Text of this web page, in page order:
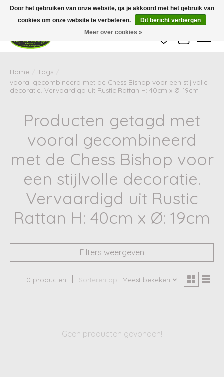
Wij zijn gesloten van 24 december tot en met 25 januari. Houd er rekening mee
dat de levertijd van uw bestelling in deze periode langer kan zijn dan
gebruikelijk.
Verlanglijst
Home Tags
vooral gecombineerd met de Chess Bishop voor een stijlvolle
decoratie. Vervaardigd uit Rustic Rattan H: 40cm x Ø: 19cm
Producten getagd met
vooral gecombineerd
met de Chess Bishop voor
een stijlvolle decoratie.
Vervaardigd uit Rustic
Rattan H: 40cm x Ø: 19cm
Filters weergeven
0 producten Sorteren op Meest bekeken
Geen producten gevonden!
Door het gebruiken van onze website, ga je akkoord met het gebruik van
cookies om onze website te verbeteren.
Dit bericht verbergen
Meer over cookies »